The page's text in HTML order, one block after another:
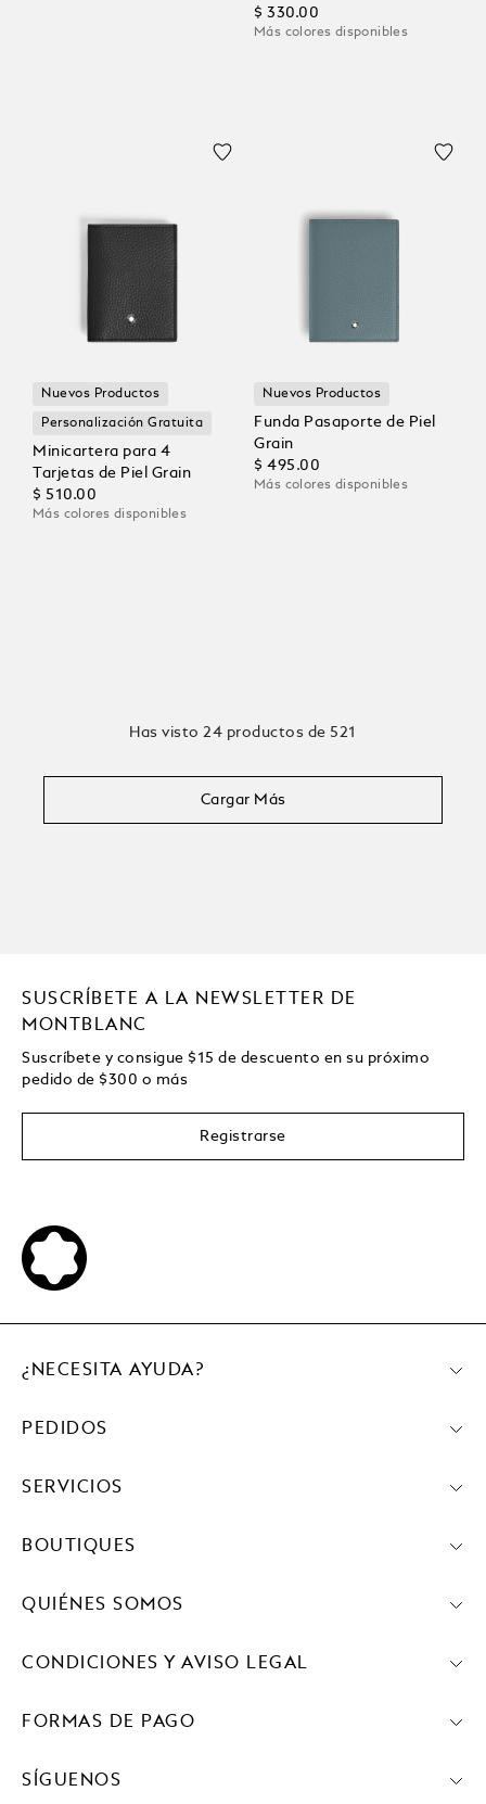
$ 330.00
Más colores disponibles
Nuevos Productos
Personalización Gratuita
Minicartera para 4
Tarjetas de Piel Grain
$ 510.00
Más colores disponibles
Nuevos Productos
Funda Pasaporte de Piel
Grain
$ 495.00
Más colores disponibles
Has visto 24 productos de 521
Cargar Más
SUSCRÍBETE A LA NEWSLETTER DE
MONTBLANC
Suscríbete y consigue $15 de descuento en su próximo
pedido de $300 o más
Registrarse
FORMAS DE PAGO
SÍGUENOS
¿NECESITA AYUDA?
PEDIDOS
SERVICIOS
BOUTIQUES
QUIÉNES SOMOS
CONDICIONES Y AVISO LEGAL